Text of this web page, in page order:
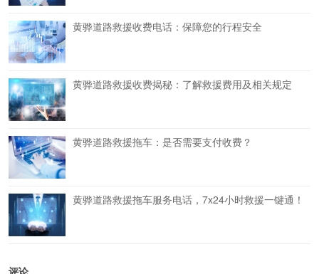
黄骅道路救援收费电话：保障您的行程安全
黄骅道路救援收费揭秘：了解救援费用及相关规定
黄骅道路救援拖车：是否需要支付收费？
黄骅道路救援拖车服务电话，7x24小时救援一键通！